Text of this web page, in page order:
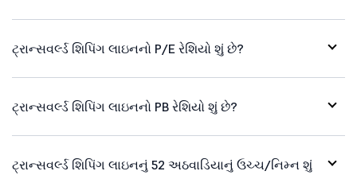
ટ્રાન્સવર્લ્ડ શિપિંગ લાઇનનો P/E રેશિયો શું છે?
ટ્રાન્સવર્લ્ડ શિપિંગ લાઇનનો PB રેશિયો શું છે?
ટ્રાન્સવર્લ્ડ શિપિંગ લાઇનનું 52 અઠવાડિયાનું ઉચ્ચ/નિમ્ન શું